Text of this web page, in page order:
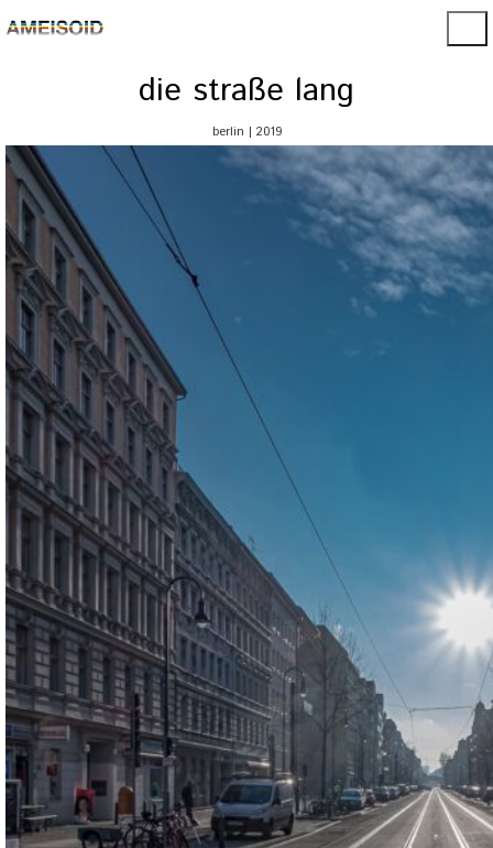
die straße lang
berlin | 2019